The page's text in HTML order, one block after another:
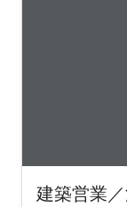
建築営業